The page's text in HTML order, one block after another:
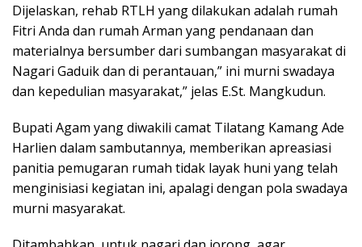
Dijelaskan, rehab RTLH yang dilakukan adalah rumah
Fitri Anda dan rumah Arman yang pendanaan dan
materialnya bersumber dari sumbangan masyarakat di
Nagari Gaduik dan di perantauan,” ini murni swadaya
dan kepedulian masyarakat,” jelas E.St. Mangkudun.
Bupati Agam yang diwakili camat Tilatang Kamang Ade
Harlien dalam sambutannya, memberikan apreasiasi
panitia pemugaran rumah tidak layak huni yang telah
menginisiasi kegiatan ini, apalagi dengan pola swadaya
murni masyarakat.